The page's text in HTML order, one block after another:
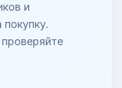
и
покупку.